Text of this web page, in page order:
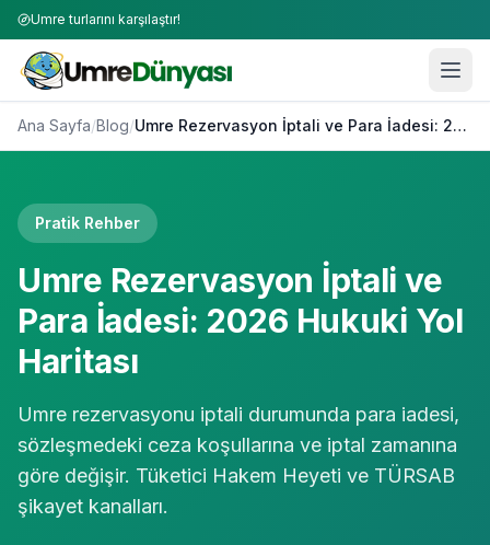
Umre turlarını karşılaştır!
Ana Sayfa/Blog/ Umre Rezervasyon İptali ve Para İadesi: 2026 Hukuki Yol Haritası
Pratik Rehber
Umre Rezervasyon İptali ve
Para İadesi: 2026 Hukuki Yol
Haritası
Umre rezervasyonu iptali durumunda para iadesi,
sözleşmedeki ceza koşullarına ve iptal zamanına
göre değişir. Tüketici Hakem Heyeti ve TÜRSAB
şikayet kanalları.